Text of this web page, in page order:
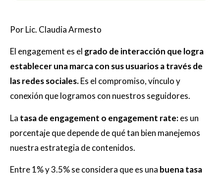
Por Lic. Claudia Armesto
El engagement es el grado de interacción que logra
establecer una marca con sus usuarios a través de
las redes sociales.Es el compromiso, vínculo y
conexión que logramos con nuestros seguidores.
La tasa de engagement o engagement rate:es un
porcentaje que depende de qué tan bien manejemos
nuestra estrategia de contenidos.
Entre 1% y 3.5% se considera que es una buena tasa